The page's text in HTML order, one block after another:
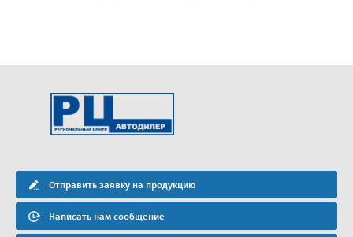
Отправить заявку на продукцию
Написать нам сообщение